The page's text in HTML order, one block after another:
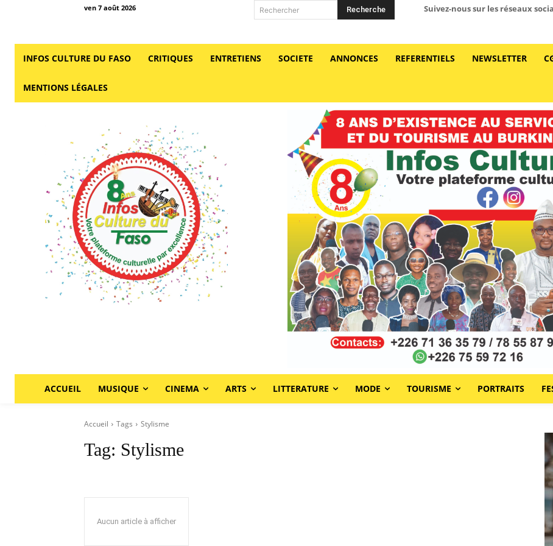
ven 7 août 2026 Rechercher Recherche Suivez-nous sur les réseaux
INFOS CULTURE DU FASO CRITIQUES ENTRETIENS SOCIETE ANNONCES REFERENTIELS NEWSLETTER
MENTIONS LÉGALES
ACCUEIL MUSIQUE CINEMA ARTS LITTERATURE MODE TOURISME PORTRAITS
Accueil Tags Stylisme
Tag: Stylisme
Aucun article à afficher